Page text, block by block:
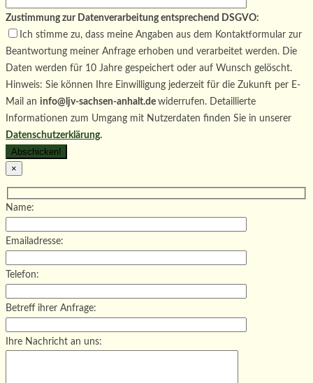
Zustimmung zur Datenverarbeitung entsprechend DSGVO:
Ich stimme zu, dass meine Angaben aus dem Kontaktformular zur
Beantwortung meiner Anfrage erhoben und verarbeitet werden. Die
Daten werden für 10 Jahre gespeichert oder auf Wunsch gelöscht.
Hinweis: Sie können Ihre Einwilligung jederzeit für die Zukunft per E-
Mail an info@ljv-sachsen-anhalt.de widerrufen. Detaillierte
Informationen zum Umgang mit Nutzerdaten finden Sie in unserer
Datenschutzerklärung.
×
Name:
Emailadresse:
Telefon:
Betreff ihrer Anfrage:
Ihre Nachricht an uns: